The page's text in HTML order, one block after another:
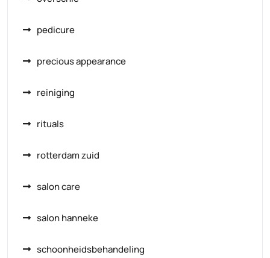
pedicure
precious appearance
reiniging
rituals
rotterdam zuid
salon care
salon hanneke
schoonheidsbehandeling